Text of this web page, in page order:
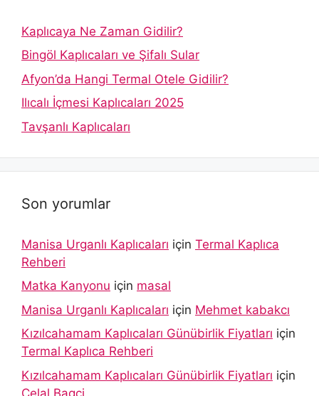
Kaplıcaya Ne Zaman Gidilir?
Bingöl Kaplıcaları ve Şifalı Sular
Afyon’da Hangi Termal Otele Gidilir?
Ilıcalı İçmesi Kaplıcaları 2025
Tavşanlı Kaplıcaları
Son yorumlar
Manisa Urganlı Kaplıcaları için Termal Kaplıca
Rehberi
Matka Kanyonu için masal
Manisa Urganlı Kaplıcaları için Mehmet kabakcı
Kızılcahamam Kaplıcaları Günübirlik Fiyatları için
Termal Kaplıca Rehberi
Kızılcahamam Kaplıcaları Günübirlik Fiyatları için
Celal Bagci